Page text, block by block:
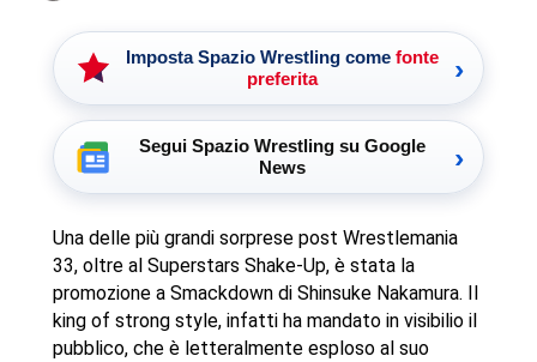
Imposta Spazio Wrestling come fonte
preferita
›
Segui Spazio Wrestling su Google
News
›
Una delle più grandi sorprese post Wrestlemania
33, oltre al Superstars Shake-Up, è stata la
promozione a Smackdown di Shinsuke Nakamura. Il
king of strong style, infatti ha mandato in visibilio il
pubblico, che è letteralmente esploso al suo